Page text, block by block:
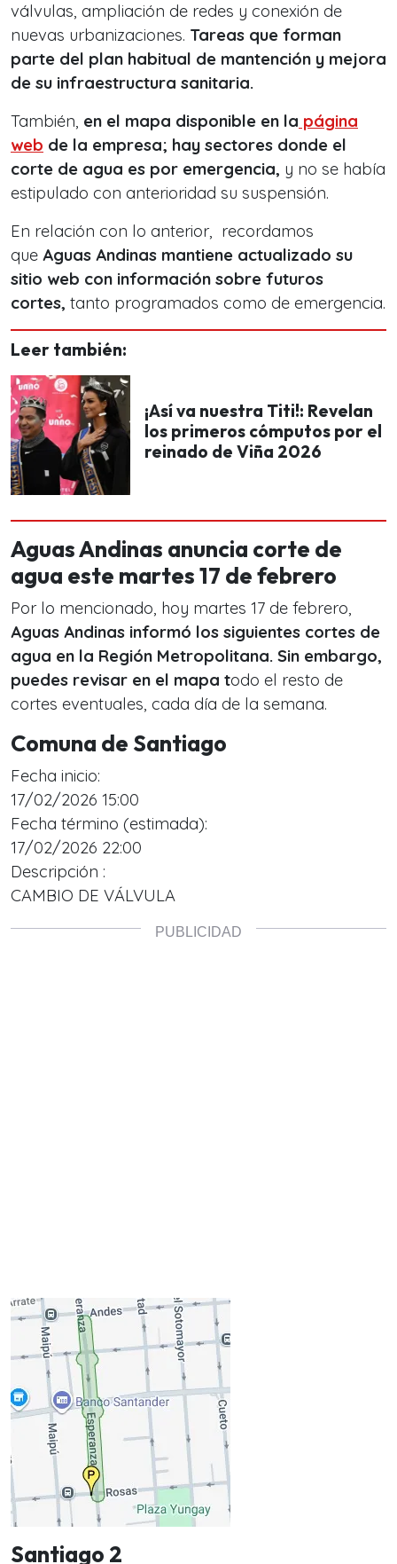
válvulas, ampliación de redes y conexión de
nuevas urbanizaciones. Tareas que forman
parte del plan habitual de mantención y mejora
de su infraestructura sanitaria.
También, en el mapa disponible en la página
web de la empresa; hay sectores donde el
corte de agua es por emergencia, y no se había
estipulado con anterioridad su suspensión.
En relación con lo anterior, recordamos
que Aguas Andinas mantiene actualizado su
sitio web con información sobre futuros
cortes, tanto programados como de emergencia.
Leer también:
¡Así va nuestra Titi!: Revelan
los primeros cómputos por el
reinado de Viña 2026
Aguas Andinas anuncia corte de
agua este martes 17 de febrero
Por lo mencionado, hoy martes 17 de febrero,
Aguas Andinas informó los siguientes cortes de
agua en la Región Metropolitana. Sin embargo,
puedes revisar en el mapa todo el resto de
cortes eventuales, cada día de la semana.
Comuna de Santiago
Fecha inicio:
17/02/2026 15:00
Fecha término (estimada):
17/02/2026 22:00
Descripción :
CAMBIO DE VÁLVULA
Santiago 2